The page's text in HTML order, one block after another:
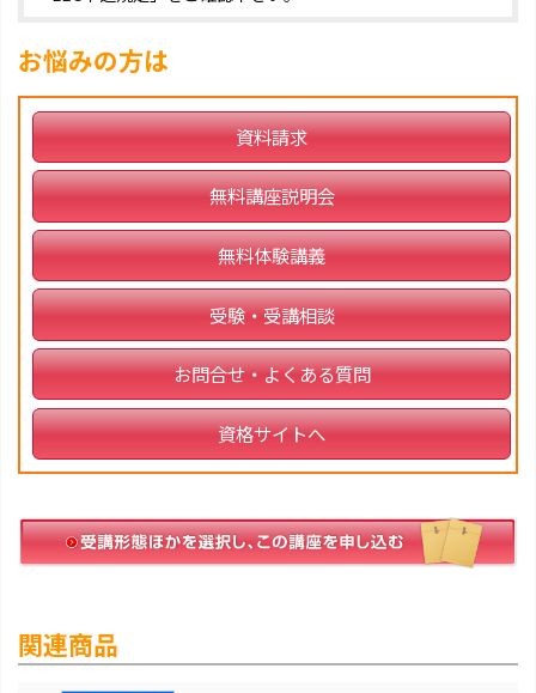
お悩みの方は
資料請求
無料講座説明会
無料体験講義
受験・受講相談
お問合せ・よくある質問
資格サイトへ
関連商品